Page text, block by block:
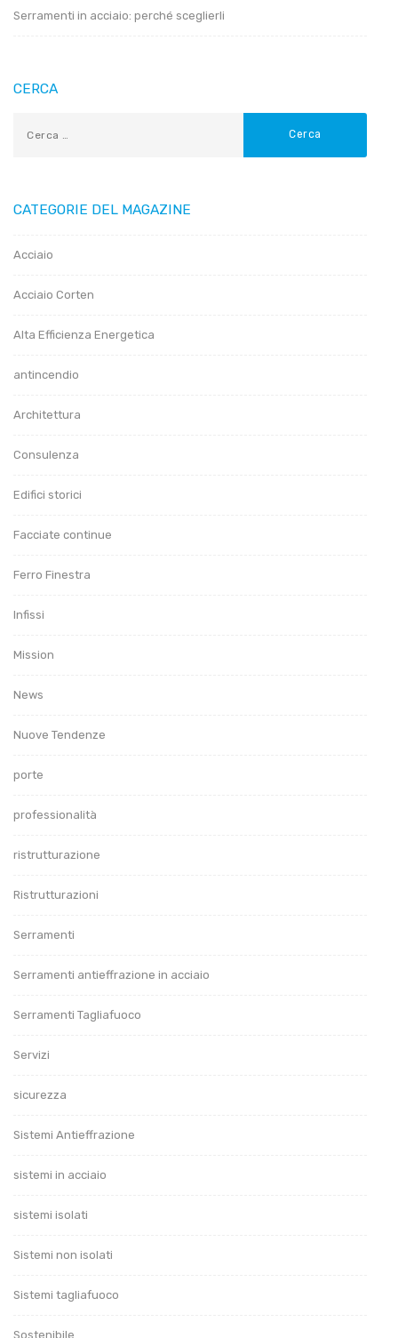
Serramenti in acciaio: perché sceglierli
CERCA
CATEGORIE DEL MAGAZINE
Acciaio
Acciaio Corten
Alta Efficienza Energetica
antincendio
Architettura
Consulenza
Edifici storici
Facciate continue
Ferro Finestra
Infissi
Mission
News
Nuove Tendenze
porte
professionalità
ristrutturazione
Ristrutturazioni
Serramenti
Serramenti antieffrazione in acciaio
Serramenti Tagliafuoco
Servizi
sicurezza
Sistemi Antieffrazione
sistemi in acciaio
sistemi isolati
Sistemi non isolati
Sistemi tagliafuoco
Sostenibile